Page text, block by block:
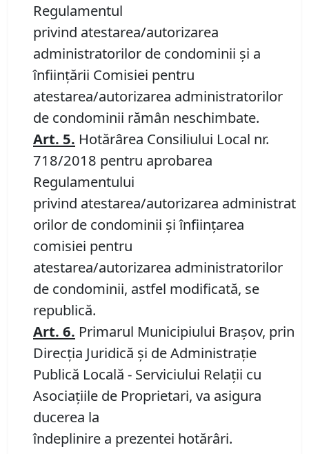
Regulamentul
privind atestarea/autorizarea
administratorilor de condominii şi a
înfiinţării Comisiei pentru
atestarea/autorizarea administratorilor
de condominii rămân neschimbate.
Art. 5. Hotărârea Consiliului Local nr.
718/2018 pentru aprobarea
Regulamentului
privind atestarea/autorizarea administrat
orilor de condominii şi înfiinţarea
comisiei pentru
atestarea/autorizarea administratorilor
de condominii, astfel modificată, se
republică.
Art. 6. Primarul Municipiului Braşov, prin
Direcția Juridică și de Administrație
Publică Locală - Serviciului Relaţii cu
Asociaţiile de Proprietari, va asigura
ducerea la
îndeplinire a prezentei hotărâri.